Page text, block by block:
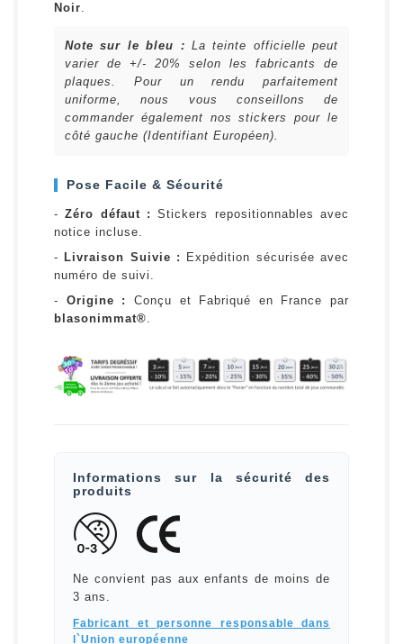
Noir.
Note sur le bleu : La teinte officielle peut
varier de +/- 20% selon les fabricants de
plaques. Pour un rendu parfaitement
uniforme, nous vous conseillons de
commander également nos stickers pour le
côté gauche (Identifiant Européen).
Pose Facile & Sécurité
-Zéro défaut : Stickers repositionnables avec
notice incluse.
- Livraison Suivie :
Expédition sécurisée avec
numéro de suivi.
- Origine :
Conçu et Fabriqué en France par
blasonimmat®.
Informations sur la sécurité des
produits
Ne convient pas aux enfants de moins de
3 ans.
Fabricant et personne responsable dans
l`Union européenne